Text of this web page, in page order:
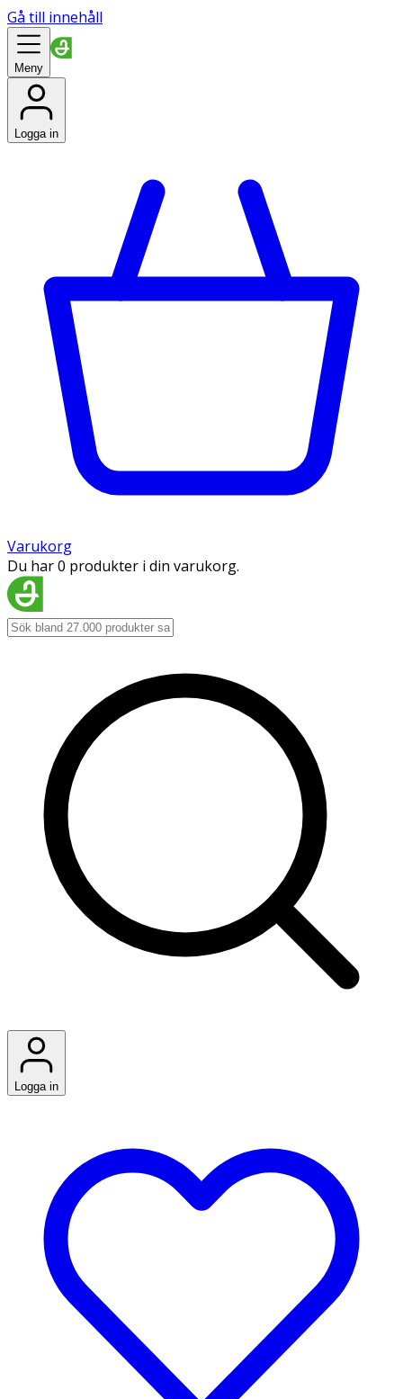
Gå till innehåll
Meny
Logga in
Varukorg
Du har 0 produkter i din varukorg.
Logga in